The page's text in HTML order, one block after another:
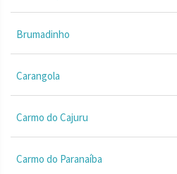
Brumadinho
Carangola
Carmo do Cajuru
Carmo do Paranaíba